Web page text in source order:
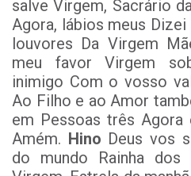
salve Virgem, Sacrário
Agora, lábios meus Dizei
louvores Da Virgem
meu favor Virgem
inimigo Com o vosso
Ao Filho e ao Amor
em Pessoas três Agora
Amém. Hino Deus vos
do mundo Rainha